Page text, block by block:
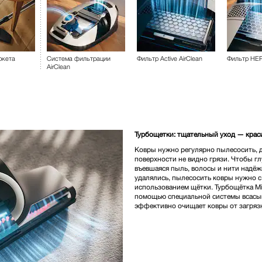
Система фильтрации
AirClean
Фильтр Active AirClean Фильтр
Турбощетки: тщательный уход —
Ковры нужно регулярно пылесосить,
поверхности не видно грязи. Чтобы
въевшаяся пыль, волосы и нити
удалялись, пылесосить ковры нужно с
использованием щётки. Турбощётка
помощью специальной системы
эффективно очищает ковры от